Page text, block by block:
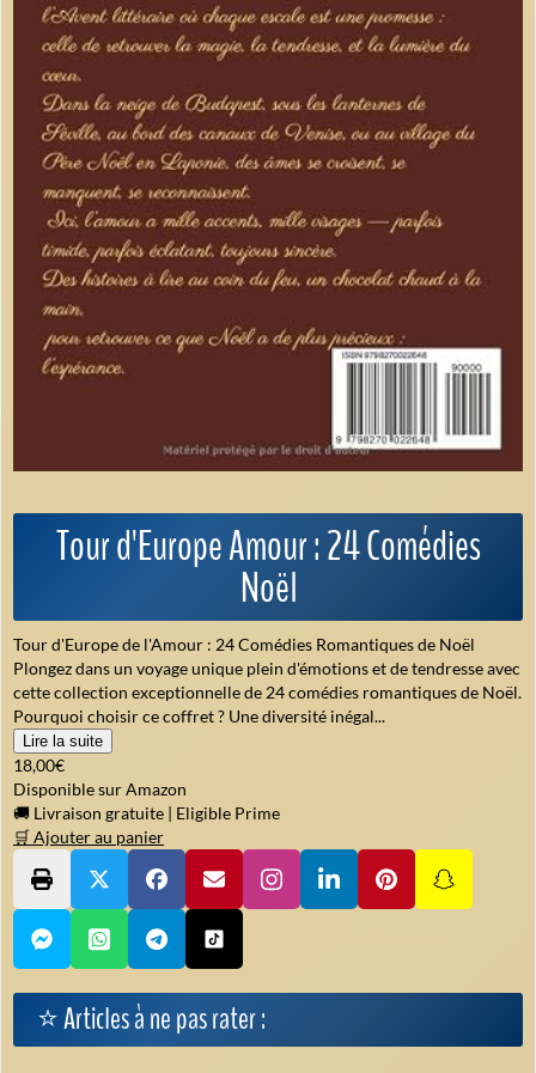
Tour d'Europe Amour : 24 Comédies
Noël
Tour d'Europe de l'Amour : 24 Comédies Romantiques de Noël
Plongez dans un voyage unique plein d'émotions et de tendresse avec
cette collection exceptionnelle de 24 comédies romantiques de Noël.
Pourquoi choisir ce coffret ? Une diversité inégal...
Lire la suite
18,00€
Disponible sur Amazon
🚚 Livraison gratuite | Eligible Prime
🛒 Ajouter au panier
⭐ Articles à ne pas rater :